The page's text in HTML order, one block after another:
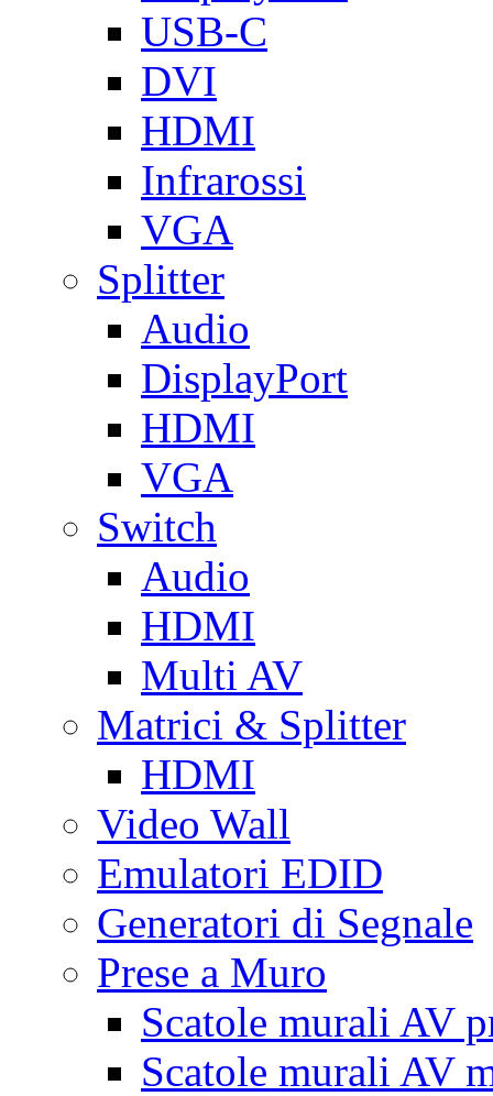
USB-C
DVI
HDMI
Infrarossi
VGA
Splitter
Audio
DisplayPort
HDMI
VGA
Switch
Audio
HDMI
Multi AV
Matrici & Splitter
HDMI
Video Wall
Emulatori EDID
Generatori di Segnale
Prese a Muro
Scatole murali AV
Scatole murali AV